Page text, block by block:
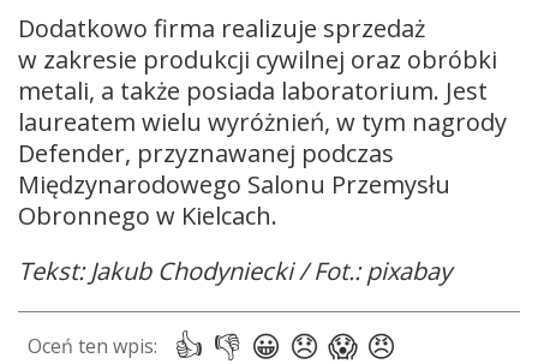
Dodatkowo firma realizuje sprzedaż
w zakresie produkcji cywilnej oraz obróbki
metali, a także posiada laboratorium. Jest
laureatem wielu wyróżnień, w tym nagrody
Defender, przyznawanej podczas
Międzynarodowego Salonu Przemysłu
Obronnego w Kielcach.
Tekst: Jakub Chodyniecki / Fot.: pixabay